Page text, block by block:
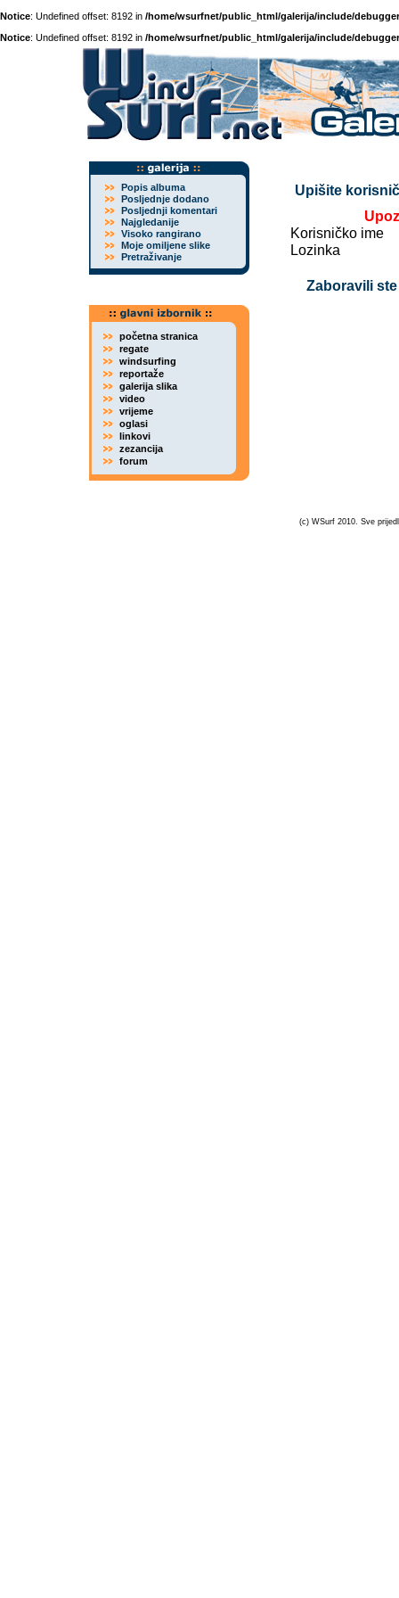
Notice: Undefined offset: 8192 in /home/wsurfnet/public_html/galerija/include/
Notice: Undefined offset: 8192 in /home/wsurfnet/public_html/galerija/include/
Popis albuma
Posljednje dodano
Posljednji komentari
Najgledanije
Visoko rangirano
Moje omiljene slike
Pretraživanje
početna stranica
regate
windsurfing
reportaže
galerija slika
video
vrijeme
oglasi
linkovi
zezancija
forum
Upišite
Korisničko ime
Lozinka
Zaboravili
(c) WSurf 2010. Sve